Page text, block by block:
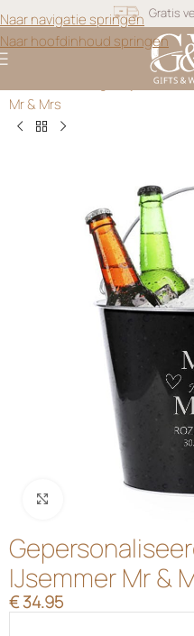
Naar navigatie springen
Naar hoofdinhoud springen
Gratis
Ijsemmers
Mr & Mrs
Klik om te vergroten
IJsemmer Mr &
€34.95